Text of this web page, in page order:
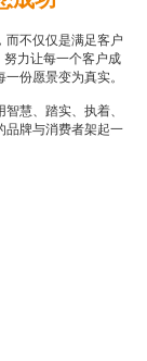
而不仅仅是满足客户
努力让每一个客户成
份愿景变为真实。
慧、踏实、执着、
品牌与消费者架起一